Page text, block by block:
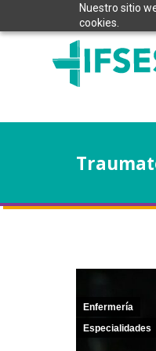
Nuestro sitio
cookies.
Enfermería
Especialidades